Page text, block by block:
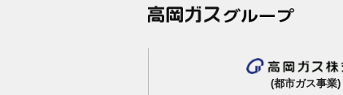
(都市ガス事業)